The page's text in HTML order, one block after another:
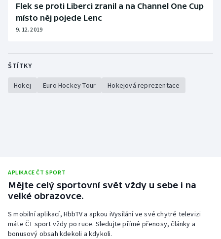
Flek se proti Liberci zranil a na Channel One Cup
místo něj pojede Lenc
9. 12. 2019
ŠTÍTKY
Hokej Euro Hockey Tour Hokejová reprezentace
APLIKACE ČT SPORT
Mějte celý sportovní svět vždy u sebe i na
velké obrazovce.
S mobilní aplikací, HbbTV a apkou iVysílání ve své chytré televizi
máte ČT sport vždy po ruce. Sledujte přímé přenosy, články a
bonusový obsah kdekoli a kdykoli.